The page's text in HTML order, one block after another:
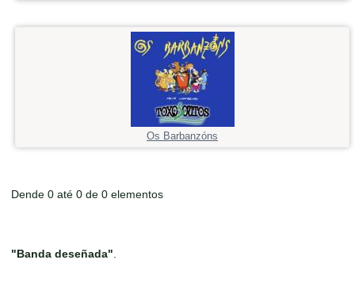
Os Barbanzóns
Dende 0 até 0 de 0 elementos
"Banda deseñada"